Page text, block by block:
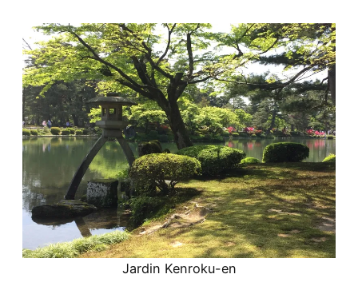
Jardin Kenroku-en